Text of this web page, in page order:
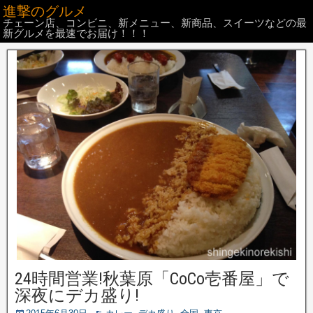
進撃のグルメ
チェーン店、コンビニ、新メニュー、新商品、スイーツなどの最
新グルメを最速でお届け！！！
24時間営業!秋葉原「CoCo壱番屋」で
深夜にデカ盛り!